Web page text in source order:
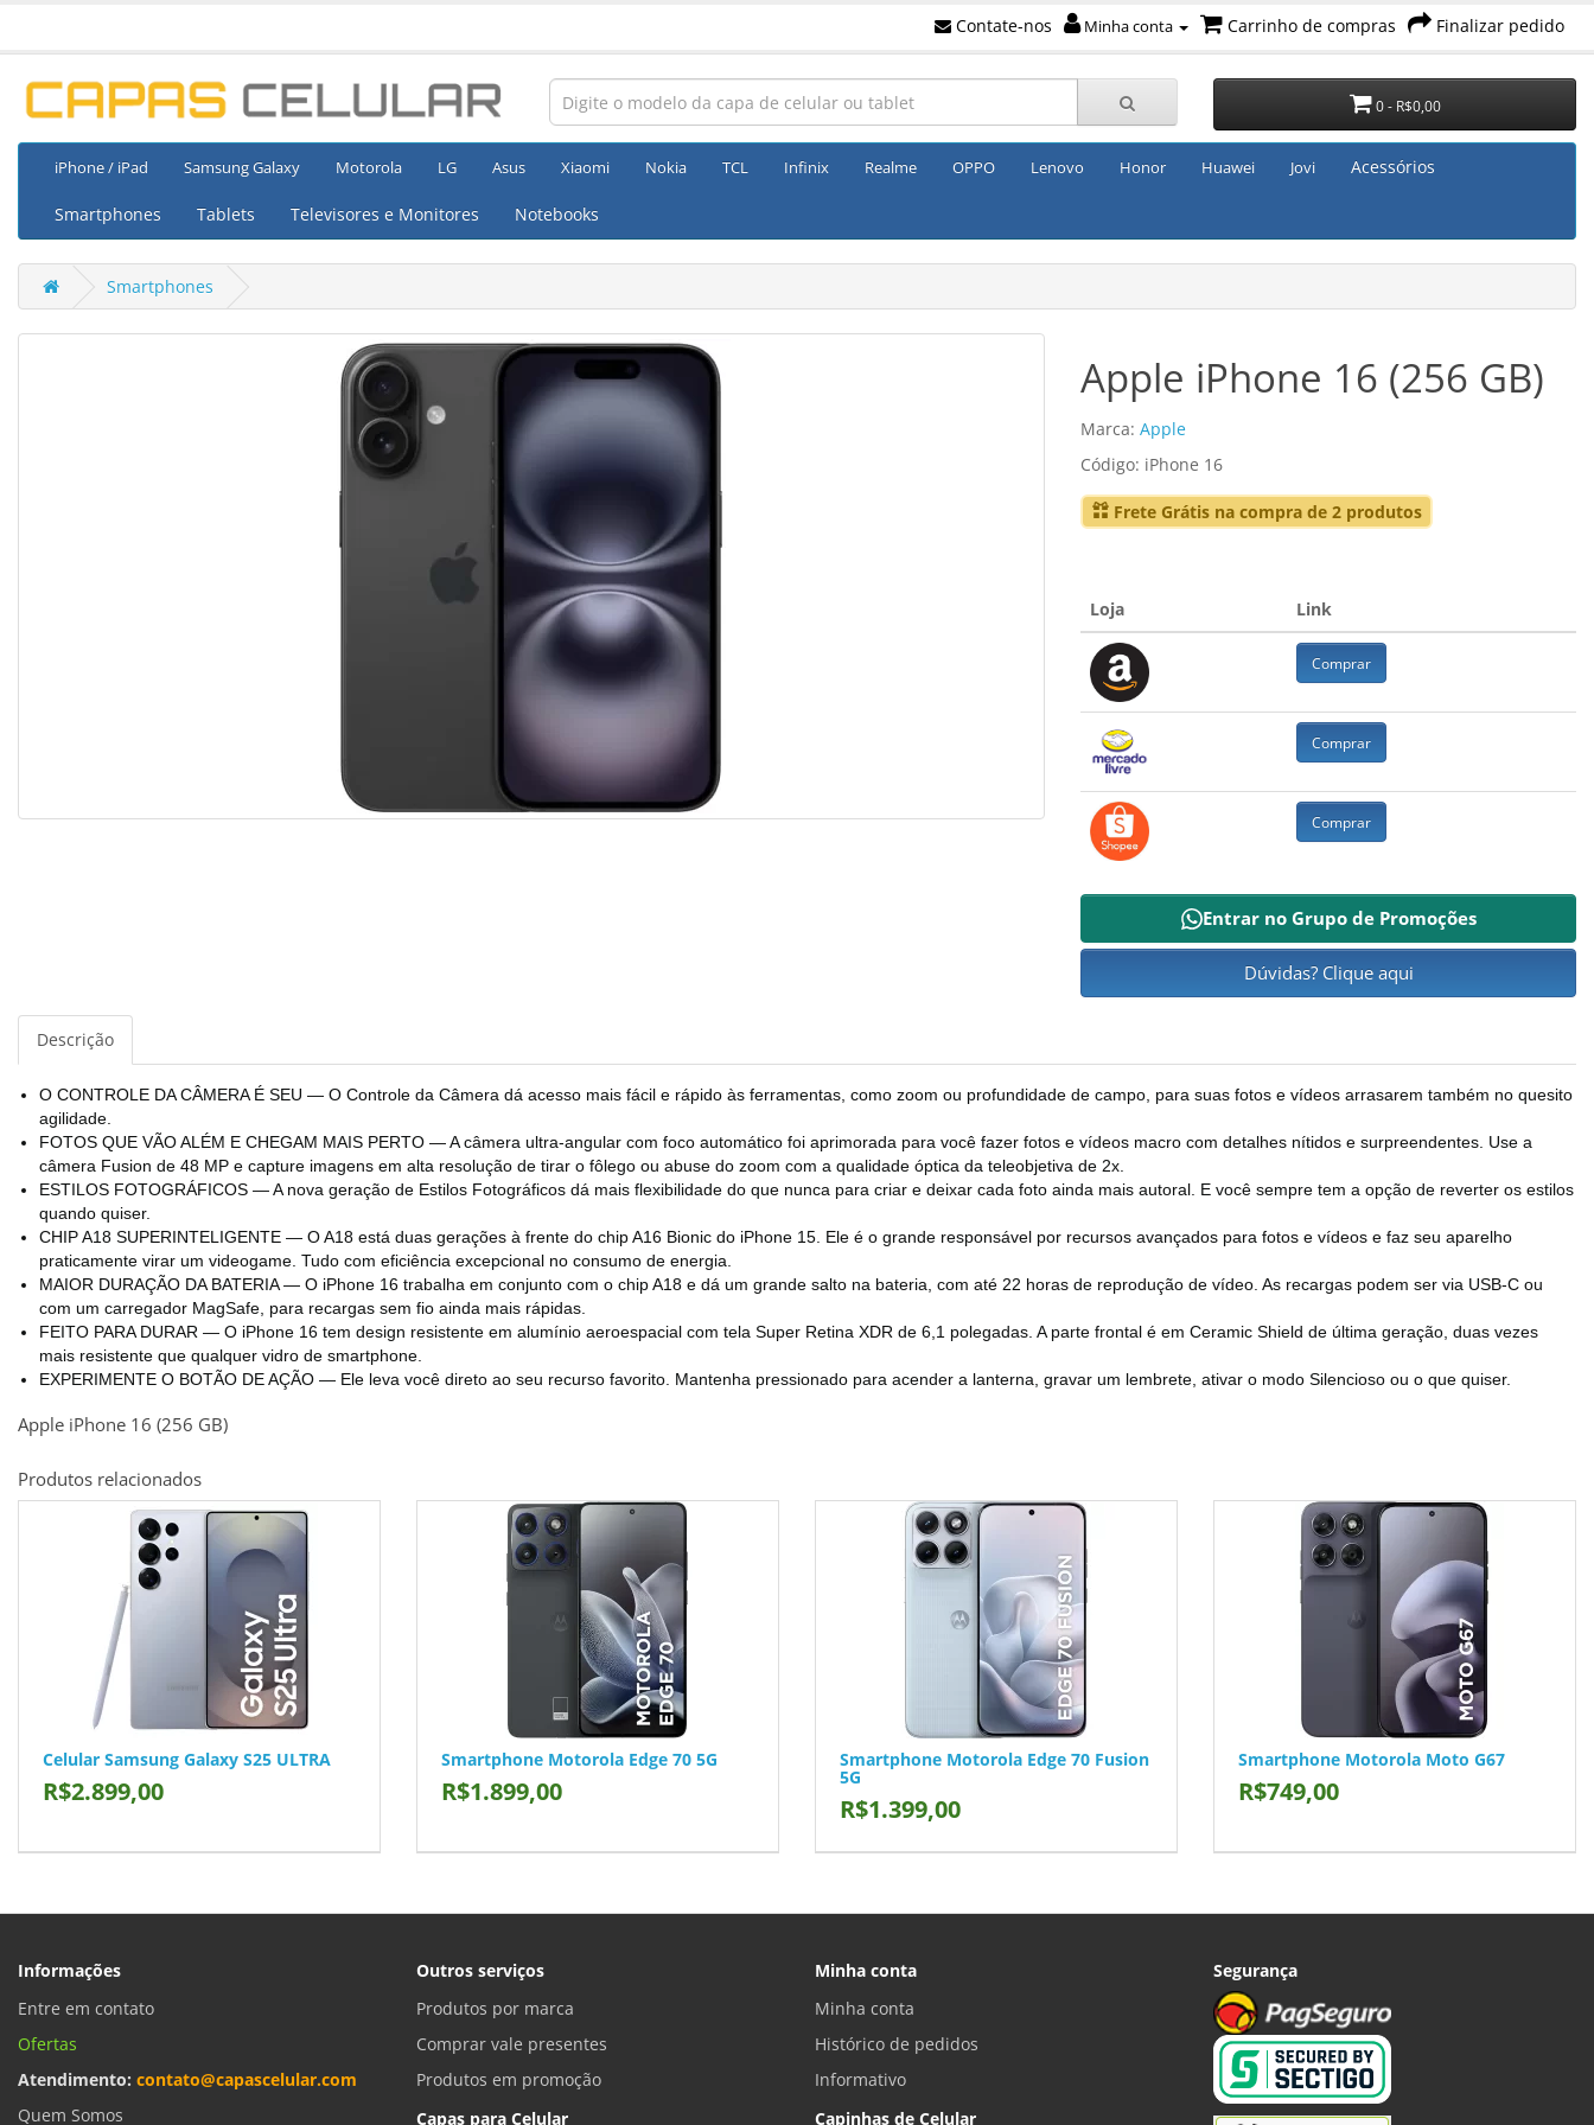
Contate-nos Minha conta Carrinho de compras Finalizar pedido
0 - R$0,00
iPhone / iPad Samsung Galaxy Motorola LG Asus Xiaomi Nokia TCL Infinix Realme OPPO Lenovo Honor Huawei Jovi Acessórios
Smartphones Tablets Televisores e Monitores Notebooks
Smartphones
Apple iPhone 16 (256 GB)
Marca: Apple
Código: iPhone 16
Frete Grátis na compra de 2 produtos
Loja Link
Comprar
Comprar
Comprar
Entrar no Grupo de Promoções
Dúvidas? Clique aqui
Descrição
O CONTROLE DA CÂMERA É SEU — O Controle da Câmera dá acesso mais fácil e rápido às ferramentas, como zoom ou profundidade de campo, para suas fotos e vídeos arrasarem também no quesito
agilidade.
FOTOS QUE VÃO ALÉM E CHEGAM MAIS PERTO — A câmera ultra-angular com foco automático foi aprimorada para você fazer fotos e vídeos macro com detalhes nítidos e surpreendentes. Use a
câmera Fusion de 48 MP e capture imagens em alta resolução de tirar o fôlego ou abuse do zoom com a qualidade óptica da teleobjetiva de 2x.
ESTILOS FOTOGRÁFICOS — A nova geração de Estilos Fotográficos dá mais flexibilidade do que nunca para criar e deixar cada foto ainda mais autoral. E você sempre tem a opção de reverter os estilos
quando quiser.
CHIP A18 SUPERINTELIGENTE — O A18 está duas gerações à frente do chip A16 Bionic do iPhone 15. Ele é o grande responsável por recursos avançados para fotos e vídeos e faz seu aparelho
praticamente virar um videogame. Tudo com eficiência excepcional no consumo de energia.
MAIOR DURAÇÃO DA BATERIA — O iPhone 16 trabalha em conjunto com o chip A18 e dá um grande salto na bateria, com até 22 horas de reprodução de vídeo. As recargas podem ser via USB-C ou
com um carregador MagSafe, para recargas sem fio ainda mais rápidas.
FEITO PARA DURAR — O iPhone 16 tem design resistente em alumínio aeroespacial com tela Super Retina XDR de 6,1 polegadas. A parte frontal é em Ceramic Shield de última geração, duas vezes
mais resistente que qualquer vidro de smartphone.
EXPERIMENTE O BOTÃO DE AÇÃO — Ele leva você direto ao seu recurso favorito. Mantenha pressionado para acender a lanterna, gravar um lembrete, ativar o modo Silencioso ou o que quiser.
Apple iPhone 16 (256 GB)
Produtos relacionados
Celular Samsung Galaxy S25 ULTRA
R$2.899,00
Smartphone Motorola Edge 70 5G
R$1.899,00
Smartphone Motorola Edge 70 Fusion
5G
R$1.399,00
Smartphone Motorola Moto G67
R$749,00
Informações
Entre em contato
Ofertas
Atendimento: contato@capascelular.com
Quem Somos
Outros serviços
Produtos por marca
Comprar vale presentes
Produtos em promoção
Capas para Celular
Minha conta
Minha conta
Histórico de pedidos
Informativo
Capinhas de Celular
Segurança